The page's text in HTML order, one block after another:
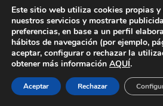
Este sitio web utiliza cookies propias
nuestros servicios y mostrarte
preferencias, en base a un perfil
hábitos de navegación (por ejemplo,
aceptar, configurar o rechazar la
obtener más información AQUÍ.
Aceptar Rechazar